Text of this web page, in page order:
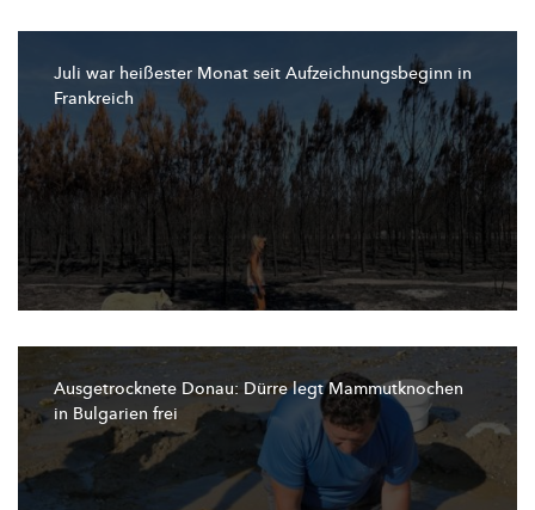
Juli war heißester Monat seit Aufzeichnungsbeginn in
Frankreich
Ausgetrocknete Donau: Dürre legt Mammutknochen
in Bulgarien frei